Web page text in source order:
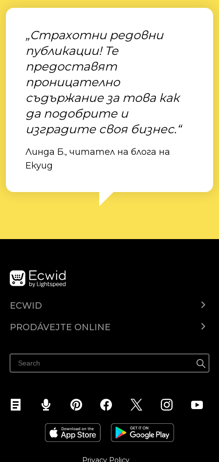
„Страхотни редовни
публикации! Те
предоставят
проницателно
съдържание за това как
да подобрите и
изградите своя бизнес.“
Линда Б., читател на блога на
Екуид
ECWID
Ceny
PRODÁVEJTE ONLINE
Prodávejte na Facebooku
Prodávejte na Instagramu
Privacy Policy